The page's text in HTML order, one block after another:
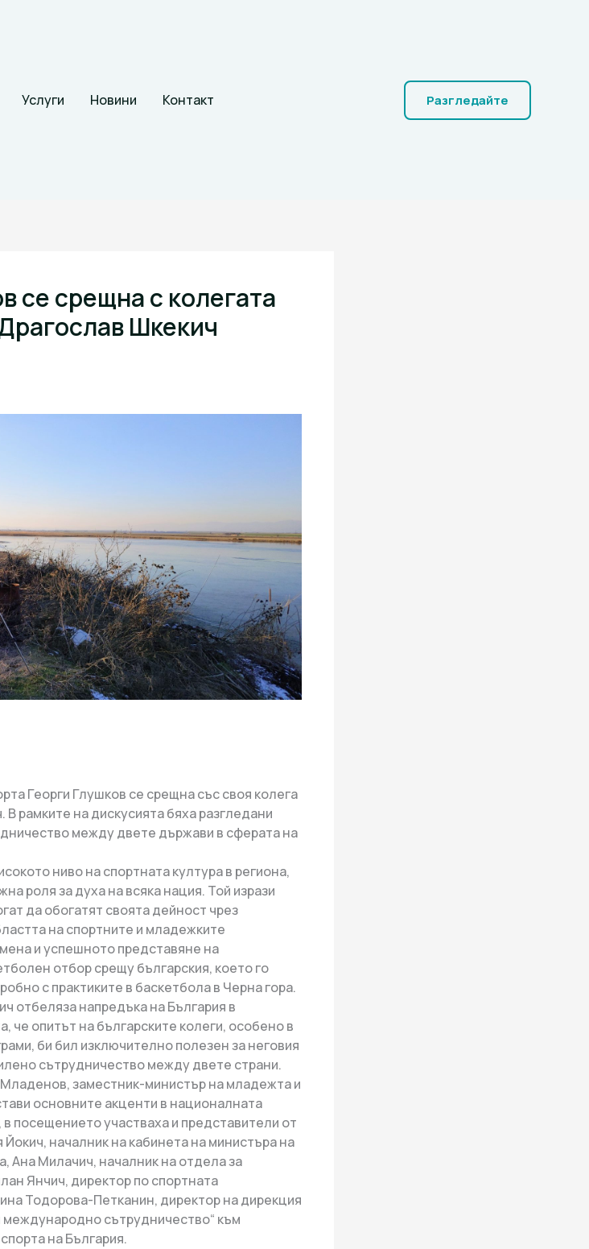
Услуги Новини Контакт Разгледайте
се срещна с колегата
Шкекич
Георги Глушков се срещна със своя колега
рамките на дискусията бяха разгледани
между двете държави в сферата на
ниво на спортната култура в региона,
роля за духа на всяка нация. Той изрази
да обогатят своята дейност чрез
на спортните и младежките
и успешното представяне на
отбор срещу българския, което го
с практиките в баскетбола в Черна гора.
отбеляза напредъка на България в
че опитът на българските колеги, особено в
би бил изключително полезен за неговия
сътрудничество между двете страни.
заместник-министър на младежта и
основните акценти в националната
посещението участваха и представители от
началник на кабинета на министъра на
Ана Милачич, началник на отдела за
Янчич, директор по спортната
Тодорова-Петканин, директор на дирекция
международно сътрудничество“ към
на България.